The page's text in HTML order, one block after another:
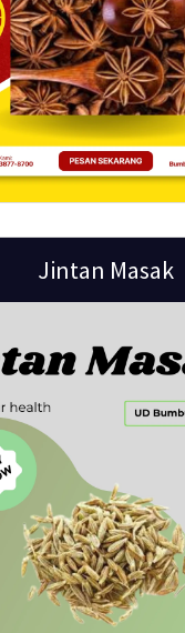
Jintan Masak